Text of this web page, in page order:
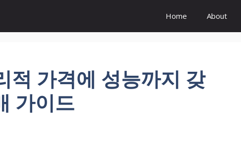
Home About
적 가격에 성능까지 갖
가이드